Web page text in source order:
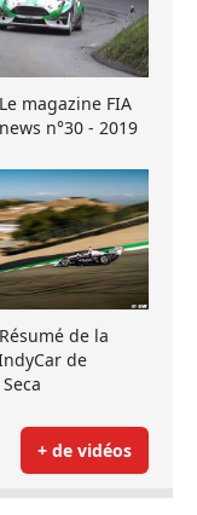
magazine FIA
n°30 - 2019
de la
de
+ de vidéos